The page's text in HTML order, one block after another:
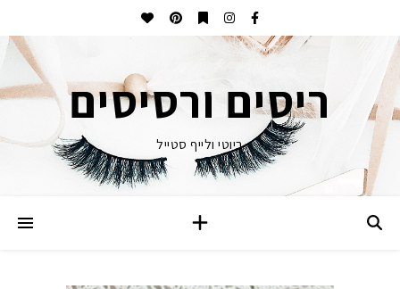
ריסים ורסיסים
ביוטי ולייף סטייל